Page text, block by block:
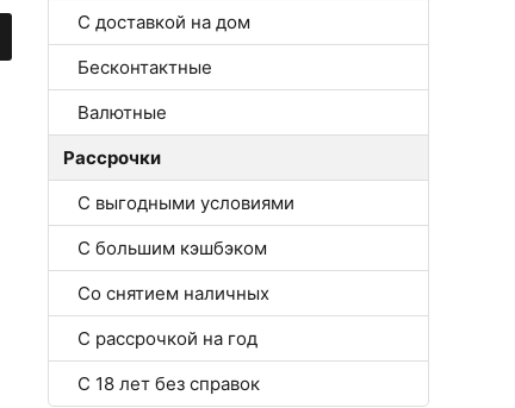
С доставкой на дом
Бесконтактные
Валютные
Рассрочки
С выгодными условиями
С большим кэшбэком
Со снятием наличных
С рассрочкой на год
С 18 лет без справок